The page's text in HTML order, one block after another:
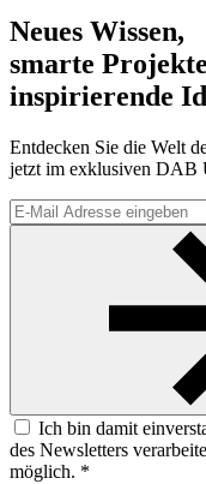
Neues Wissen,
smarte
inspirierende
Entdecken Sie die Welt
jetzt im exklusiven DAB
Ich bin damit
des Newsletters
möglich. *